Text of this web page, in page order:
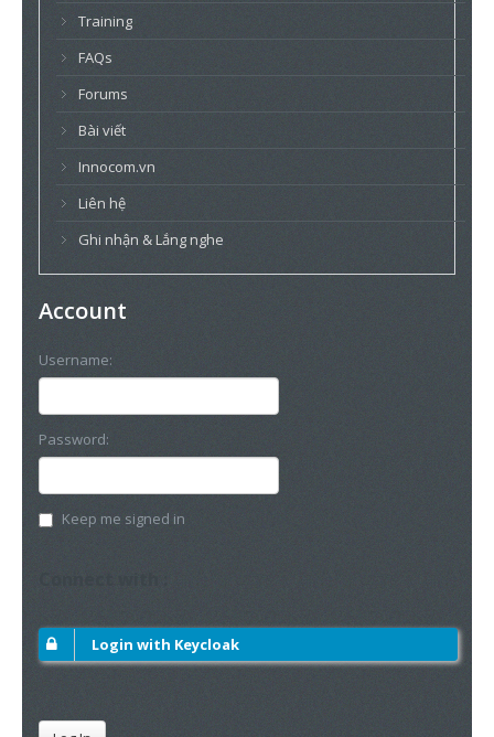
Training
FAQs
Forums
Bài viết
Innocom.vn
Liên hệ
Ghi nhận & Lắng nghe
Account
Username:
Password:
Keep me signed in
Login with Keycloak